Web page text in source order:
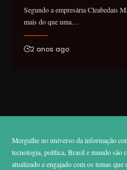
Segundo a empresária Cleabedais
mais do que uma…
2 anos ago
Mergulhe no universo da informação
tecnologia, política, Brasil e mundo são
atualizado e engajado com os temas que